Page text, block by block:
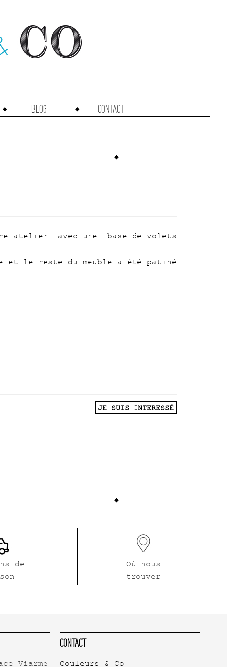
Blog Contact
atelier avec une base de volets
et le reste du meuble a été patiné
JE SUIS INTERESSÉ
de
Où nous
trouver
Contact